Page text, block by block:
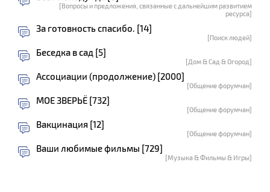
[Вопросы и предложения, связанные с дальнейшим развитием
ресурса]
За готовность спасибо. [14]
[Поиск людей]
Беседка в сад [5]
[Дом & Сад & Огород]
Ассоциации (продолжение) [2000]
[Общение форумчан]
МОЕ ЗВЕРЬЁ [732]
[Общение форумчан]
Вакцинация [12]
[Общение форумчан]
Ваши любимые фильмы [729]
[Музыка & Фильмы & Игры]